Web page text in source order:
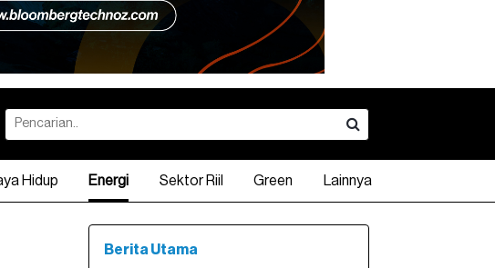
Hidup Energi Sektor Riil Green Lainnya
Berita Utama